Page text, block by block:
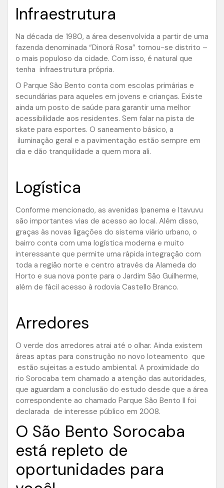
Infraestrutura
Na década de 1980, a área desenvolvida a partir de uma
fazenda denominada “Dinorá Rosa” tornou-se distrito –
o mais populoso da cidade. Com isso, é natural que
tenha infraestrutura própria.
O Parque São Bento conta com escolas primárias e
secundárias para aqueles em jovens e crianças. Existe
ainda um posto de saúde para garantir uma melhor
acessibilidade aos residentes. Sem falar na pista de
skate para esportes. O saneamento básico, a
iluminação geral e a pavimentação estão sempre em
dia e dão tranquilidade a quem mora ali.
Logística
Conforme mencionado, as avenidas Ipanema e Itavuvu
são importantes vias de acesso ao local. Além disso,
graças às novas ligações do sistema viário urbano, o
bairro conta com uma logística moderna e muito
interessante que permite uma rápida integração com
toda a região norte e centro através da Alameda do
Horto e sua nova ponte para o Jardim São Guilherme,
além de fácil acesso à rodovia Castello Branco.
Arredores
O verde dos arredores atrai até o olhar. Ainda existem
áreas aptas para construção no novo loteamento que
estão sujeitas a estudo ambiental. A proximidade do
rio Sorocaba tem chamado a atenção das autoridades,
que aguardam a conclusão do estudo desde que a área
correspondente ao chamado Parque São Bento II foi
declarada de interesse público em 2008.
O São Bento Sorocaba
está repleto de
oportunidades para